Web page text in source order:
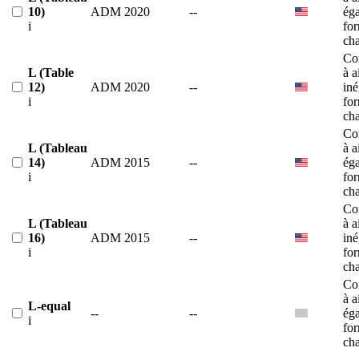
10)
i
ADM 2020 --
L (Table
12)
i
ADM 2020 --
à
L (Tableau
14)
i
ADM 2015 --
à
L (Tableau
16)
i
ADM 2015 --
à
L-equal
i
-- --
à